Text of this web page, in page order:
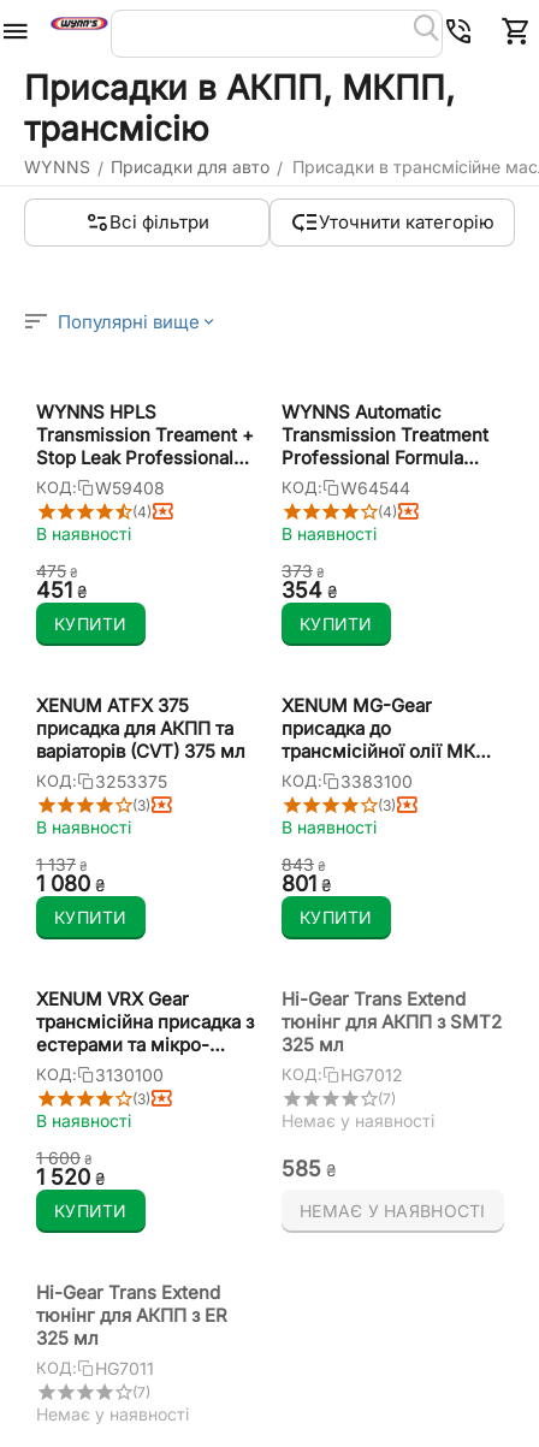
Присадки в АКПП, МКПП,
трансмісію
WYNNS / Присадки для авто / Присадки в трансмісійне
Всі фільтри Уточнити категорію
Популярні вище
WYNNS HPLS
Transmission Treament +
Stop Leak Professional
Formula присадка в
МКПП та ГУР для
зниження тертя + стоп-
теч 125 мл
КОД: W59408
(4)
В наявності
‍451‍ ₴
‍475‍ ₴
КУПИТИ
WYNNS Automatic
Transmission Treatment
Professional Formula
присадка в АКПП для
зниження зносу та
покращення роботи 325
КОД: W64544
(4)
В наявності
‍354‍ ₴
‍373‍ ₴
КУПИТИ
XENUM ATFX 375
присадка для АКПП та
варіаторів (CVT) 375 мл
КОД: 3253375
(3)
В наявності
1 080 ₴
1 137 ₴
КУПИТИ
XENUM MG-Gear
присадка до
трансмісійної олії МКПП
100 мл
КОД: 3383100
(3)
В наявності
‍801‍ ₴
‍843‍ ₴
КУПИТИ
XENUM VRX Gear
трансмісійна присадка з
естерами та мікро-
керамікою 100 мл
КОД: 3130100
(3)
В наявності
1 520 ₴
1 600 ₴
КУПИТИ
Hi-Gear Trans Extend
тюнінг для АКПП з SMT2
325 мл
КОД: HG7012
(7)
Немає у наявності
‍585‍ ₴
НЕМАЄ У НАЯВНОСТІ
Hi-Gear Trans Extend
тюнінг для АКПП з ER
325 мл
КОД: HG7011
(7)
Немає у наявності